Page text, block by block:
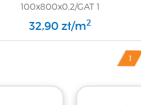
100x800x0,2/GAT 1
32,90 zł/m2
1